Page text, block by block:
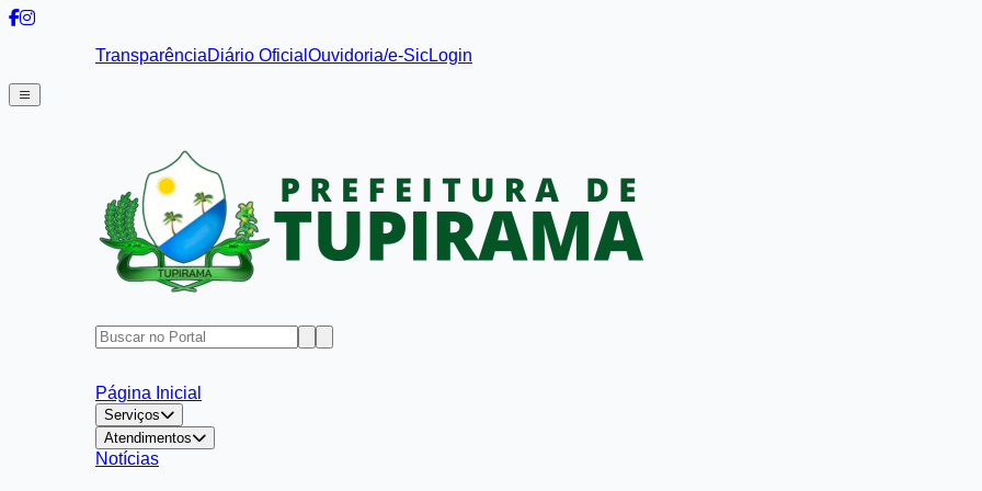
TransparênciaDiário Oficial Ouvidoria/e-SicLogin
Página Inicial
Serviços
Atendimentos
Notícias